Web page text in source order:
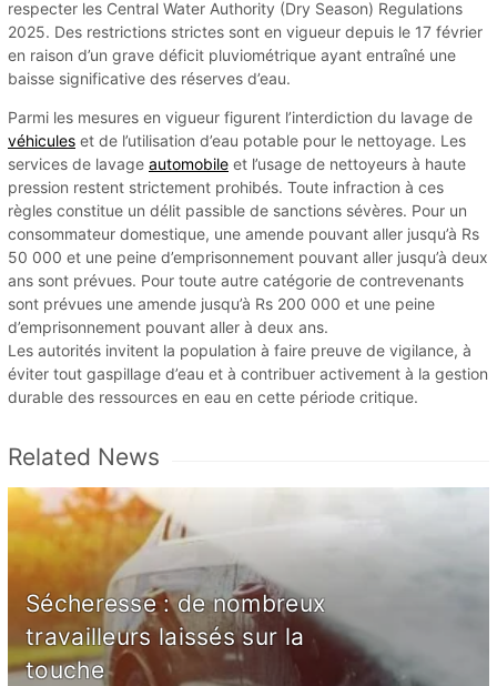
respecter les Central Water Authority (Dry Season) Regulations
2025. Des restrictions strictes sont en vigueur depuis le 17 février
en raison d’un grave déficit pluviométrique ayant entraîné une
baisse significative des réserves d’eau.
Parmi les mesures en vigueur figurent l’interdiction du lavage de
véhicules et de l’utilisation d’eau potable pour le nettoyage. Les
services de lavage automobile et l’usage de nettoyeurs à haute
pression restent strictement prohibés. Toute infraction à ces
règles constitue un délit passible de sanctions sévères. Pour un
consommateur domestique, une amende pouvant aller jusqu’à Rs
50 000 et une peine d’emprisonnement pouvant aller jusqu’à deux
ans sont prévues. Pour toute autre catégorie de contrevenants
sont prévues une amende jusqu’à Rs 200 000 et une peine
d’emprisonnement pouvant aller à deux ans.
Les autorités invitent la population à faire preuve de vigilance, à
éviter tout gaspillage d’eau et à contribuer activement à la gestion
durable des ressources en eau en cette période critique.
Related News
Sécheresse : de nombreux
travailleurs laissés sur la
touche